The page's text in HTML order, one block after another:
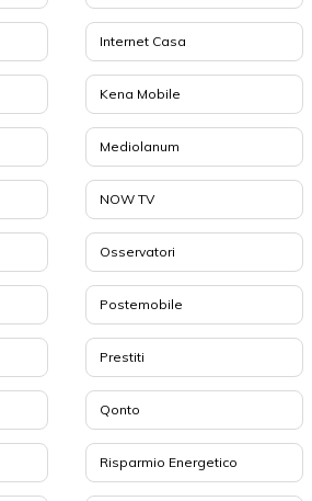
Internet Casa
Kena Mobile
Mediolanum
NOW TV
Osservatori
Postemobile
Prestiti
Qonto
Risparmio Energetico